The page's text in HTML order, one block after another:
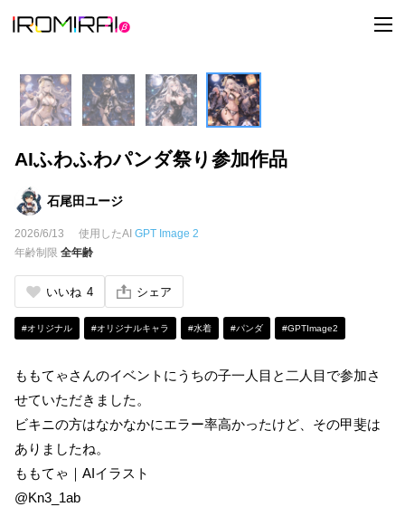
t
o
AIふわふわパンダ祭り参加作品
石尾田ユージ
2026/6/13 使用したAI GPT Image 2
年齢制限 全年齢
いいね 4 シェア
#オリジナル #オリジナルキャラ #水着 #パンダ #GPTImage2
ももてゃさんのイベントにうちの子一人目と二人目で参加さ
せていただきました。
ビキニの方はなかなかにエラー率高かったけど、その甲斐は
ありましたね。
ももてゃ｜AIイラスト
@Kn3_1ab